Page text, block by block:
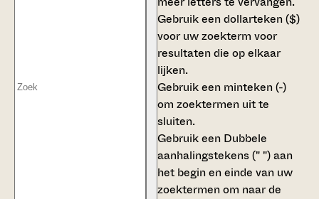
Gebruik eendollarteken ($)
voor uw zoekterm voor
resultaten die op elkaar
lijken.
Gebruik een minteken (-)
om zoektermen uit te
sluiten.
Gebruik een Dubbele
aanhalingstekens (" ")aan
het begin en einde van uw
zoektermen om naar de